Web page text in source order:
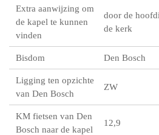
Extra aanwijzing om
de kapel te kunnen
vinden
door de
de kerk
Bisdom Den Bosch
Ligging ten opzichte
van Den Bosch
ZW
KM fietsen van Den
Bosch naar de kapel
12,9